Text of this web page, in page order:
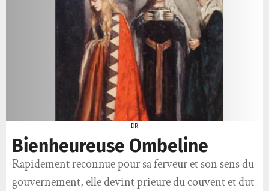
DR
Bienheureuse Ombeline
Rapidement reconnue pour sa ferveur et son sens du
gouvernement, elle devint prieure du couvent et dut